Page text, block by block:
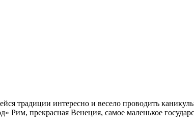
традиции интересно и весело проводить
Рим, прекрасная Венеция, самое маленькое